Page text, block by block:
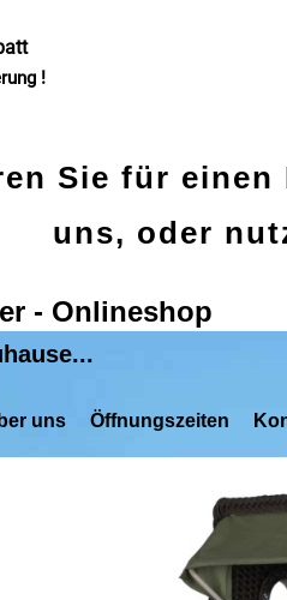
!
Sie für
uns, oder
- Onlineshop
uns Öffnungszeiten